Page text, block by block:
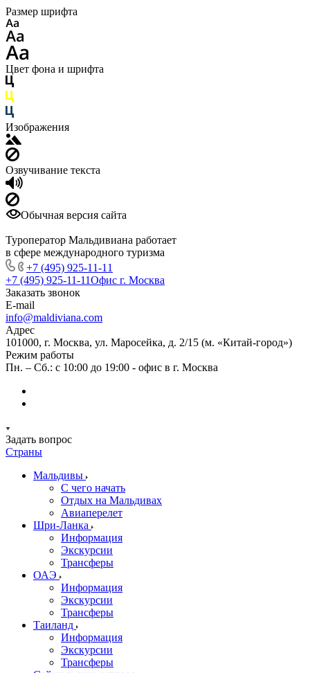
Размер шрифта
Цвет фона и шрифта
Изображения
Озвучивание текста
Обычная версия сайта
Туроператор Мальдивиана работает
в сфере международного туризма
+7 (495) 925-11-11
+7 (495) 925-11-11Офис г. Москва
Заказать звонок
E-mail
info@maldiviana.com
Адрес
101000, г. Москва, ул. Маросейка, д. 2/15 (м. «Китай-город»)
Режим работы
Пн. – Сб.: с 10:00 до 19:00 - офис в г. Москва
Задать вопрос
Страны
Мальдивы
С чего начать
Отдых на Мальдивах
Авиаперелет
Шри-Ланка
Информация
Экскурсии
Трансферы
ОАЭ
Информация
Экскурсии
Трансферы
Таиланд
Информация
Экскурсии
Трансферы